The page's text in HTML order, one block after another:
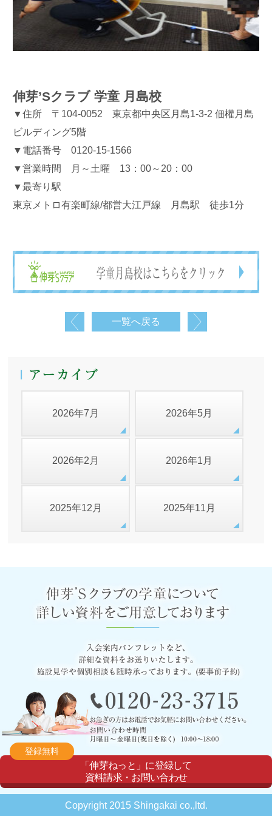
伸芽’Sクラブ 学童 月島校
▼住所 〒104-0052 東京都中央区月島1-3-2 佃權月島
ビルディング5階
▼電話番号 0120-15-1566
▼営業時間 月～土曜 13：00～20：00
▼最寄り駅
東京メトロ有楽町線/都営大江戸線 月島駅 徒歩1分
一覧へ戻る
2026年7月 2026年5月
2026年2月 2026年1月
2025年12月 2025年11月
登録無料
「伸芽ねっと」に登録して
資料請求・お問い合わせ
Copyright 2015 Shingakai co.,ltd.